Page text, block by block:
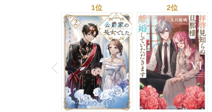
P
r
e
v
i
o
u
s
1位 2位